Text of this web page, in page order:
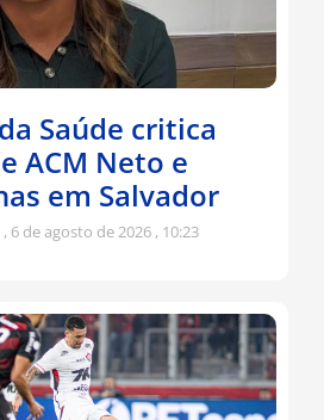
Saúde critica
ACM Neto e
em Salvador
6 de agosto de 2026 10:23